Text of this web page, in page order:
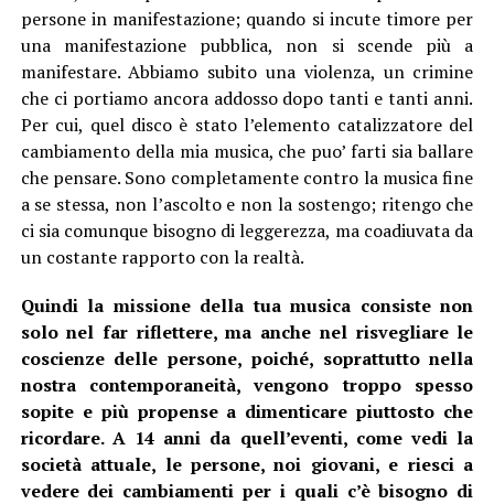
persone in manifestazione; quando si incute timore per
una manifestazione pubblica, non si scende più a
manifestare. Abbiamo subito una violenza, un crimine
che ci portiamo ancora addosso dopo tanti e tanti anni.
Per cui, quel disco è stato l’elemento catalizzatore del
cambiamento della mia musica, che puo’ farti sia ballare
che pensare. Sono completamente contro la musica fine
a se stessa, non l’ascolto e non la sostengo; ritengo che
ci sia comunque bisogno di leggerezza, ma coadiuvata da
un costante rapporto con la realtà.
Quindi la missione della tua musica consiste non
solo nel far riflettere, ma anche nel risvegliare le
coscienze delle persone, poiché, soprattutto nella
nostra contemporaneità, vengono troppo spesso
sopite e più propense a dimenticare piuttosto che
ricordare. A 14 anni da quell’eventi, come vedi la
società attuale, le persone, noi giovani, e riesci a
vedere dei cambiamenti per i quali c’è bisogno di